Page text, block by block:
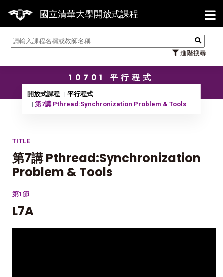
國立清華大學開放式課程
進階搜尋
【
10701 平行程式
開放式課程
平行程式
第7講 Pthread:Synchronization Problem & Tools
TITLE
第7講 Pthread:Synchronization
Problem & Tools
第1節
L7A